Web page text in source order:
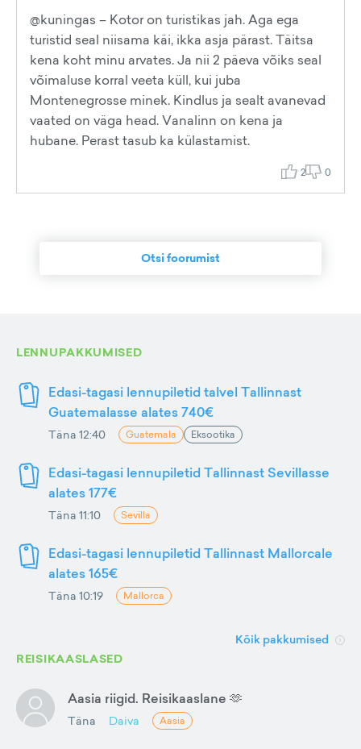
@kuningas – Kotor on turistikas jah. Aga ega
turistid seal niisama käi, ikka asja pärast. Täitsa
kena koht minu arvates. Ja nii 2 päeva võiks seal
võimaluse korral veeta küll, kui juba
Montenegrosse minek. Kindlus ja sealt avanevad
vaated on väga head. Vanalinn on kena ja
hubane. Perast tasub ka külastamist.
2 0
Otsi foorumist
LENNUPAKKUMISED
Edasi-tagasi lennupiletid talvel Tallinnast
Guatemalasse alates 740€
Täna 12:40 Guatemala Eksootika
Edasi-tagasi lennupiletid Tallinnast Sevillasse
alates 177€
Täna 11:10 Sevilla
Edasi-tagasi lennupiletid Tallinnast Mallorcale
alates 165€
Täna 10:19 Mallorca
Kõik pakkumised
REISIKAASLASED
Aasia riigid. Reisikaaslane 🫶
Täna Daiva Aasia